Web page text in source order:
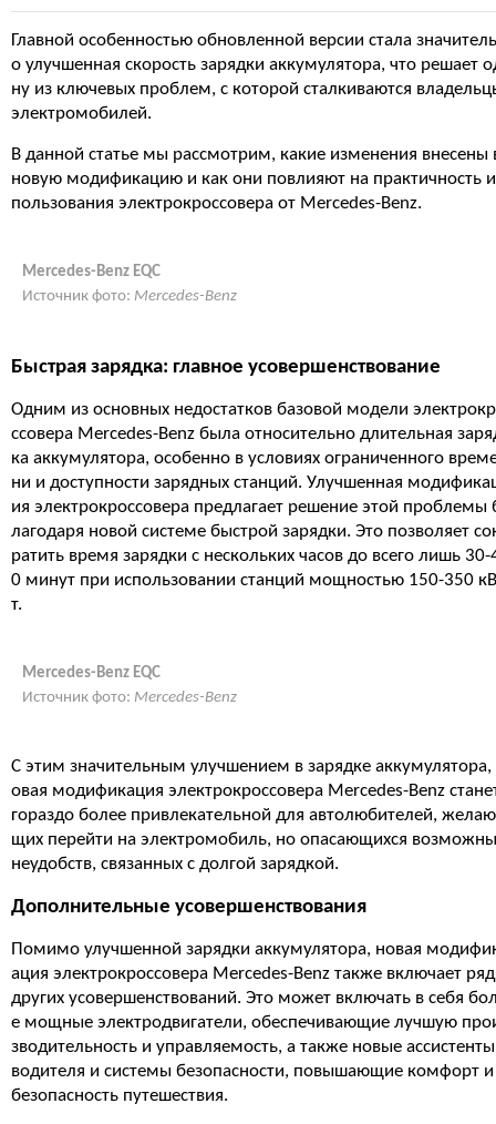
Главной особенностью обновленной версии стала
о улучшенная скорость зарядки аккумулятора, что решает
ну из ключевых проблем, с которой сталкиваются
электромобилей.
В данной статье мы рассмотрим, какие изменения внесены
новую модификацию и как они повлияют на практичность
пользования электрокроссовера от Mercedes-Benz.
Mercedes-Benz EQC
Источник фото: Mercedes-Benz
Быстрая зарядка: главное усовершенствование
Одним из основных недостатков базовой модели
ссовера Mercedes-Benz была относительно длительная
ка аккумулятора, особенно в условиях ограниченного
ни и доступности зарядных станций. Улучшенная
ия электрокроссовера предлагает решение этой проблемы
лагодаря новой системе быстрой зарядки. Это позволяет
ратить время зарядки с нескольких часов до всего лишь 30-
0 минут при использовании станций мощностью 150-350 кВ
т.
Mercedes-Benz EQC
Источник фото: Mercedes-Benz
С этим значительным улучшением в зарядке аккумулятора,
овая модификация электрокроссовера Mercedes-Benz
гораздо более привлекательной для автолюбителей, желаю
щих перейти на электромобиль, но опасающихся
неудобств, связанных с долгой зарядкой.
Дополнительные усовершенствования
Помимо улучшенной зарядки аккумулятора, новая
ация электрокроссовера Mercedes-Benz также включает ряд
других усовершенствований. Это может включать в себя
е мощные электродвигатели, обеспечивающие лучшую
зводительность и управляемость, а также новые ассистенты
водителя и системы безопасности, повышающие комфорт и
безопасность путешествия.